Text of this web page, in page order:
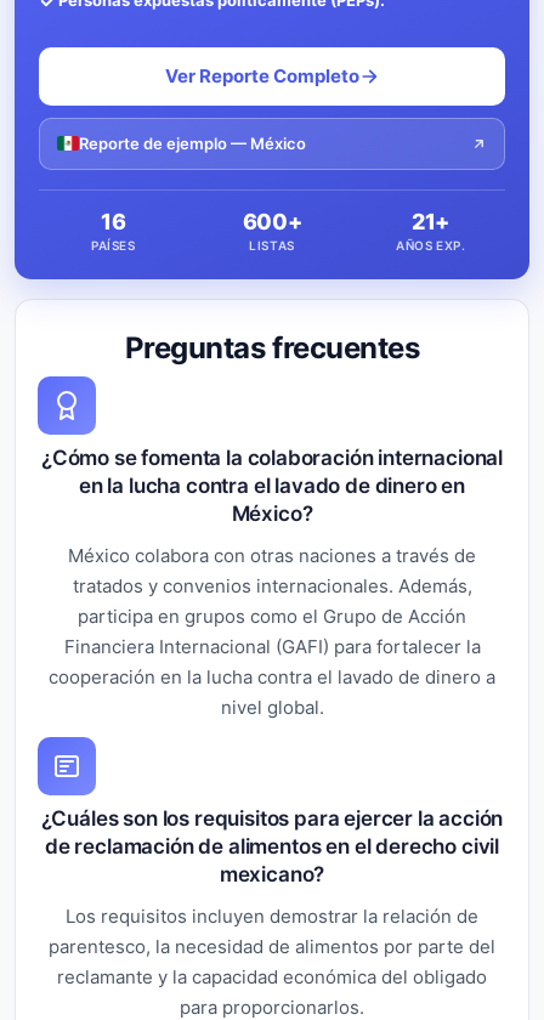
Preguntas frecuentes
¿Cómo se fomenta la colaboración internacional
en la lucha contra el lavado de dinero en
México?
México colabora con otras naciones a través de
tratados y convenios internacionales. Además,
participa en grupos como el Grupo de Acción
Financiera Internacional (GAFI) para fortalecer la
cooperación en la lucha contra el lavado de dinero a
nivel global.
¿Cuáles son los requisitos para ejercer la acción
de reclamación de alimentos en el derecho civil
mexicano?
Los requisitos incluyen demostrar la relación de
parentesco, la necesidad de alimentos por parte del
reclamante y la capacidad económica del obligado
para proporcionarlos.
Ver Reporte Completo
Reporte de ejemplo — México
16
PAÍSES
600+
LISTAS
21+
AÑOS EXP.